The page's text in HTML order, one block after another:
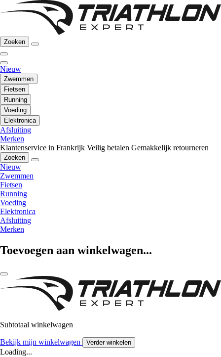
Zoeken
Nieuw
Zwemmen
Fietsen
Running
Voeding
Elektronica
Afsluiting
Merken
Klantenservice in Frankrijk Veilig betalen Gemakkelijk retourneren
Zoeken
Nieuw
Zwemmen
Fietsen
Running
Voeding
Elektronica
Afsluiting
Merken
Toevoegen aan winkelwagen...
Subtotaal winkelwagen
Bekijk mijn winkelwagen Verder winkelen
Loading...